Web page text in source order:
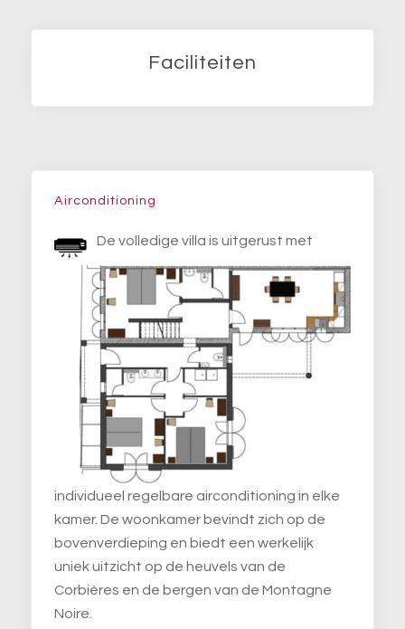
Faciliteiten
Airconditioning
De volledige villa is uitgerust met
individueel regelbare airconditioning in elke
kamer. De woonkamer bevindt zich op de
bovenverdieping en biedt een werkelijk
uniek uitzicht op de heuvels van de
Corbières en de bergen van de Montagne
Noire.